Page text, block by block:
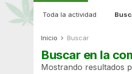
Toda la actividad
Inicio Buscar
Buscar en la
Mostrando resultados